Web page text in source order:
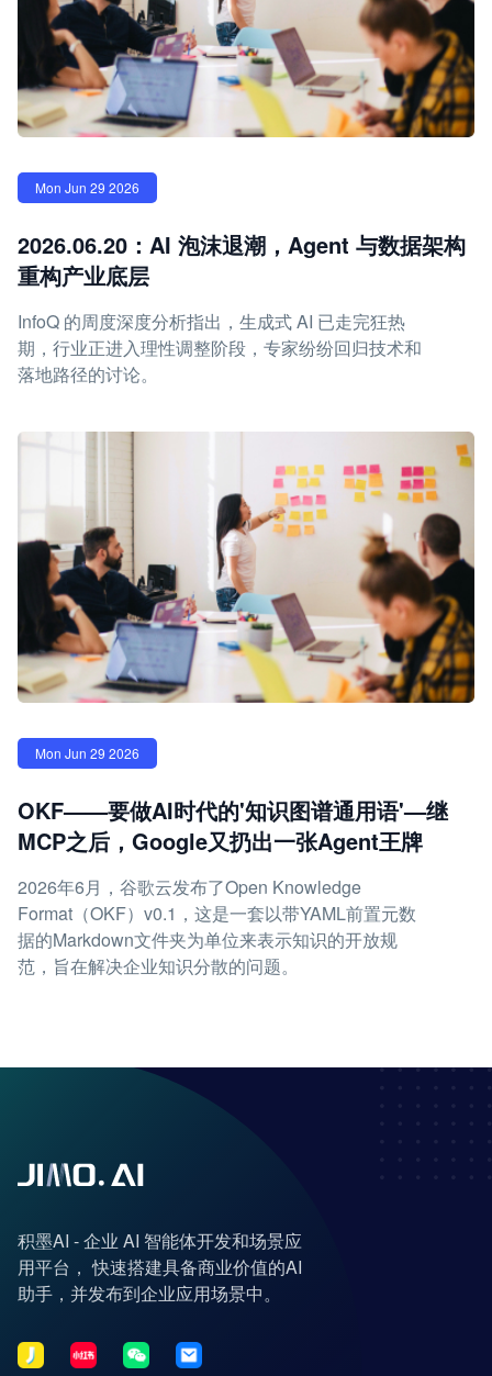
Mon Jun 29 2026
2026.06.20：AI 泡沫退潮，Agent 与数据架构
重构产业底层
InfoQ 的周度深度分析指出，生成式 AI 已走完狂热
期，行业正进入理性调整阶段，专家纷纷回归技术和
落地路径的讨论。
Mon Jun 29 2026
OKF——要做AI时代的'知识图谱通用语'—继
MCP之后，Google又扔出一张Agent王牌
2026年6月，谷歌云发布了Open Knowledge
Format（OKF）v0.1，这是一套以带YAML前置元数
据的Markdown文件夹为单位来表示知识的开放规
范，旨在解决企业知识分散的问题。
积墨AI - 企业 AI 智能体开发和场景应
用平台， 快速搭建具备商业价值的AI
助手，并发布到企业应用场景中。